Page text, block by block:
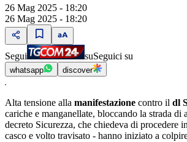
26 Mag 2025 - 18:20
26 Mag 2025 - 18:20
Segui suSeguici su
whatsapp discover
Alta tensione alla manifestazione contro il dl
cariche e manganellate, bloccando la strada
decreto Sicurezza, che chiedeva di
casco e volto travisato - hanno iniziato a